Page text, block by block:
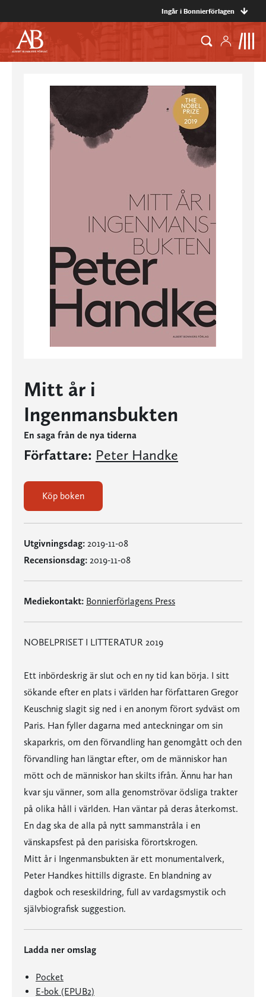
Ingår i Bonnierförlagen
Mitt år i
Ingenmansbukten
En saga från de nya tiderna
Författare: Peter Handke
Köp boken
Utgivningsdag: 2019-11-08
Recensionsdag: 2019-11-08
Mediekontakt: Bonnierförlagens Press
NOBELPRISET I LITTERATUR 2019
Ett inbördeskrig är slut och en ny tid kan börja. I sitt
sökande efter en plats i världen har författaren Gregor
Keuschnig slagit sig ned i en anonym förort sydväst om
Paris. Han fyller dagarna med anteckningar om sin
skaparkris, om den förvandling han genomgått och den
förvandling han längtar efter, om de människor han
mött och de människor han skilts ifrån. Ännu har han
kvar sju vänner, som alla genomströvar ödsliga trakter
på olika håll i världen. Han väntar på deras återkomst.
En dag ska de alla på nytt sammanstråla i en
vänskapsfest på den parisiska förortskrogen.
Mitt år i Ingenmansbukten är ett monumentalverk,
Peter Handkes hittills digraste. En blandning av
dagbok och reseskildring, full av vardagsmystik och
självbiografisk suggestion.
Ladda ner omslag
Pocket
E-bok (EPUB2)